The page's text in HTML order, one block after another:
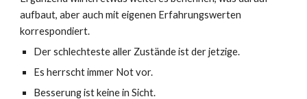
aufbaut, aber auch mit eigenen Erfahrungswerten
korrespondiert.
Der schlechteste aller Zustände ist der jetzige.
Es herrscht immer Not vor.
Besserung ist keine in Sicht.